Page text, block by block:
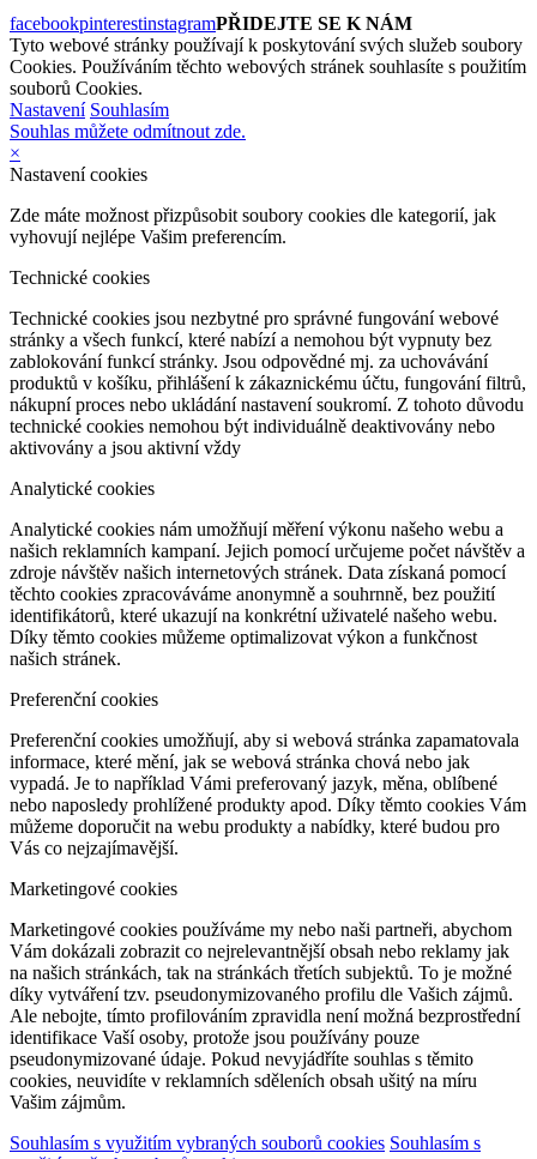
facebookpinterestinstagramPŘIDEJTE SE K NÁM
Tyto webové stránky používají k poskytování svých služeb soubory
Cookies. Používáním těchto webových stránek souhlasíte s použitím
souborů Cookies.
Nastavení Souhlasím
Souhlas můžete odmítnout zde.
×
Nastavení cookies
Zde máte možnost přizpůsobit soubory cookies dle kategorií, jak
vyhovují nejlépe Vašim preferencím.
Technické cookies
Technické cookies jsou nezbytné pro správné fungování webové
stránky a všech funkcí, které nabízí a nemohou být vypnuty bez
zablokování funkcí stránky. Jsou odpovědné mj. za uchovávání
produktů v košíku, přihlášení k zákaznickému účtu, fungování filtrů,
nákupní proces nebo ukládání nastavení soukromí. Z tohoto důvodu
technické cookies nemohou být individuálně deaktivovány nebo
aktivovány a jsou aktivní vždy
Analytické cookies
Analytické cookies nám umožňují měření výkonu našeho webu a
našich reklamních kampaní. Jejich pomocí určujeme počet návštěv a
zdroje návštěv našich internetových stránek. Data získaná pomocí
těchto cookies zpracováváme anonymně a souhrnně, bez použití
identifikátorů, které ukazují na konkrétní uživatelé našeho webu.
Díky těmto cookies můžeme optimalizovat výkon a funkčnost
našich stránek.
Preferenční cookies
Preferenční cookies umožňují, aby si webová stránka zapamatovala
informace, které mění, jak se webová stránka chová nebo jak
vypadá. Je to například Vámi preferovaný jazyk, měna, oblíbené
nebo naposledy prohlížené produkty apod. Díky těmto cookies Vám
můžeme doporučit na webu produkty a nabídky, které budou pro
Vás co nejzajímavější.
Marketingové cookies
Marketingové cookies používáme my nebo naši partneři, abychom
Vám dokázali zobrazit co nejrelevantnější obsah nebo reklamy jak
na našich stránkách, tak na stránkách třetích subjektů. To je možné
díky vytváření tzv. pseudonymizovaného profilu dle Vašich zájmů.
Ale nebojte, tímto profilováním zpravidla není možná bezprostřední
identifikace Vaší osoby, protože jsou používány pouze
pseudonymizované údaje. Pokud nevyjádříte souhlas s těmito
cookies, neuvidíte v reklamních sděleních obsah ušitý na míru
Vašim zájmům.
Souhlasím s využitím vybraných souborů cookies Souhlasím s